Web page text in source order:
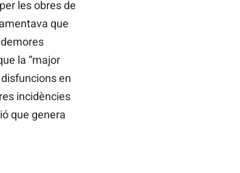
les obres de
que
la “major
en
incidències
que genera